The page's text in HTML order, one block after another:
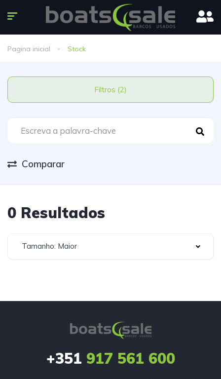
Pagina inicial Stock
Filtros (2)
Comparar
0 Resultados
Tamanho: Maior
+351 917 561 600